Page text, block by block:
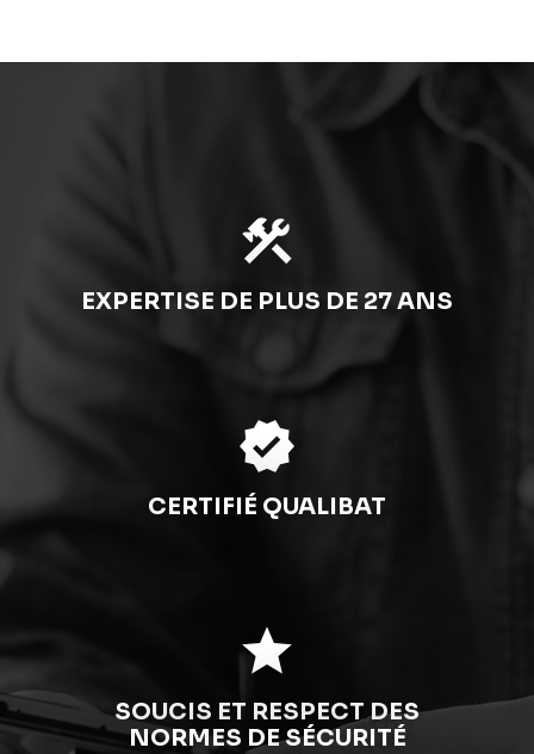
construction
EXPERTISE DE PLUS DE 27 ANS
verified
CERTIFIÉ QUALIBAT
star
SOUCIS ET RESPECT DES
NORMES DE SÉCURITÉ